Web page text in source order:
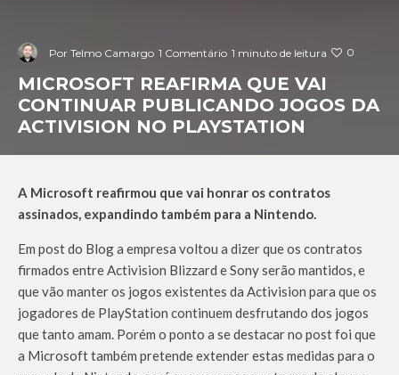
Por Telmo Camargo 1 Comentário 1 minuto de leitura 0
MICROSOFT REAFIRMA QUE VAI
CONTINUAR PUBLICANDO JOGOS DA
ACTIVISION NO PLAYSTATION
A Microsoft reafirmou que vai honrar os contratos
assinados, expandindo também para a Nintendo.
Em post do Blog a empresa voltou a dizer que os contratos
firmados entre Activision Blizzard e Sony serão mantidos, e
que vão manter os jogos existentes da Activision para que os
jogadores de PlayStation continuem desfrutando dos jogos
que tanto amam. Porém o ponto a se destacar no post foi que
a Microsoft também pretende extender estas medidas para o